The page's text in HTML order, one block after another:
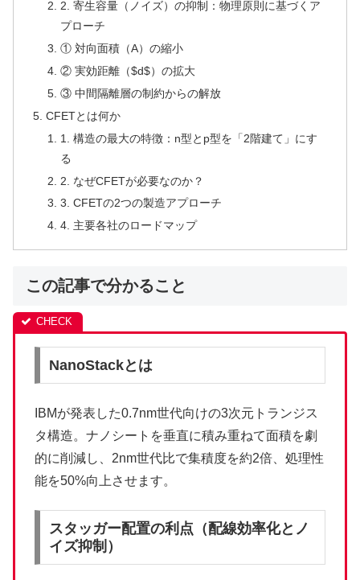
2. 寄生容量（ノイズ）の抑制：物理原則に基づくア
プローチ
① 対向面積（A）の縮小
② 実効距離（$d$）の拡大
③ 中間隔離層の制約からの解放
CFETとは何か
1. 構造の最大の特徴：n型とp型を「2階建て」にす
る
2. なぜCFETが必要なのか？
3. CFETの2つの製造アプローチ
4. 主要各社のロードマップ
この記事で分かること
NanoStackとは
IBMが発表した0.7nm世代向けの3次元トランジス
タ構造。ナノシートを垂直に積み重ねて面積を劇
的に削減し、2nm世代比で集積度を約2倍、処理性
能を50%向上させます。
スタッガー配置の利点（配線効率化とノ
イズ抑制）